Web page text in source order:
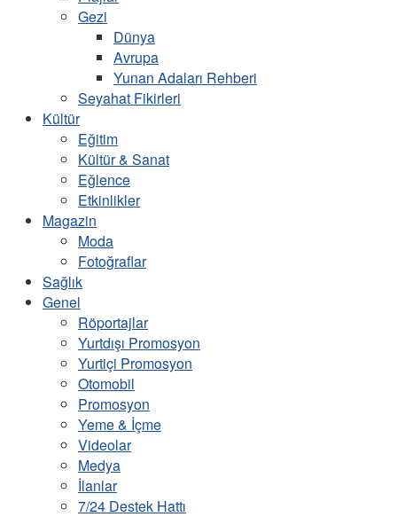
Gezi
Dünya
Avrupa
Yunan Adaları Rehberi
Seyahat Fikirleri
Kültür
Eğitim
Kültür & Sanat
Eğlence
Etkinlikler
Magazin
Moda
Fotoğraflar
Sağlık
Genel
Röportajlar
Yurtdışı Promosyon
Yurtiçi Promosyon
Otomobil
Promosyon
Yeme & İçme
Videolar
Medya
İlanlar
7/24 Destek Hattı